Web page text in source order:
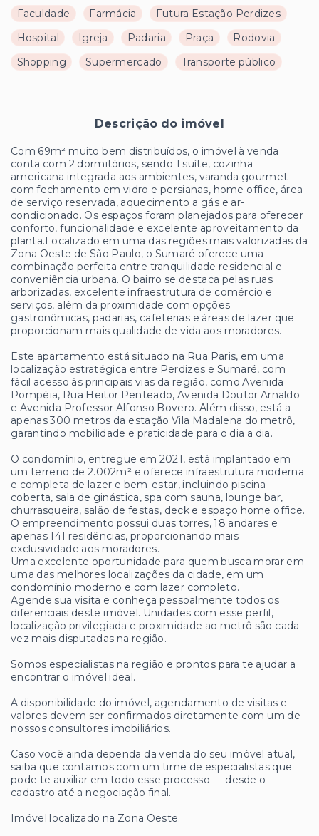
Faculdade Farmácia
Futura Estação Perdizes
Hospital
Igreja Padaria Praça
Rodovia
Shopping
Supermercado Transporte público
Descrição do imóvel
Com 69m² muito bem distribuídos, o imóvel à venda
conta com 2 dormitórios, sendo 1 suíte, cozinha
americana integrada aos ambientes, varanda gourmet
com fechamento em vidro e persianas, home office, área
de serviço reservada, aquecimento a gás e ar-
condicionado. Os espaços foram planejados para oferecer
conforto, funcionalidade e excelente aproveitamento da
planta.Localizado em uma das regiões mais valorizadas da
Zona Oeste de São Paulo, o Sumaré oferece uma
combinação perfeita entre tranquilidade residencial e
conveniência urbana. O bairro se destaca pelas ruas
arborizadas, excelente infraestrutura de comércio e
serviços, além da proximidade com opções
gastronômicas, padarias, cafeterias e áreas de lazer que
proporcionam mais qualidade de vida aos moradores.
Este apartamento está situado na Rua Paris, em uma
localização estratégica entre Perdizes e Sumaré, com
fácil acesso às principais vias da região, como Avenida
Pompéia, Rua Heitor Penteado, Avenida Doutor Arnaldo
e Avenida Professor Alfonso Bovero. Além disso, está a
apenas 300 metros da estação Vila Madalena do metrô,
garantindo mobilidade e praticidade para o dia a dia.
O condomínio, entregue em 2021, está implantado em
um terreno de 2.002m² e oferece infraestrutura moderna
e completa de lazer e bem-estar, incluindo piscina
coberta, sala de ginástica, spa com sauna, lounge bar,
churrasqueira, salão de festas, deck e espaço home office.
O empreendimento possui duas torres, 18 andares e
apenas 141 residências, proporcionando mais
exclusividade aos moradores.
Uma excelente oportunidade para quem busca morar em
uma das melhores localizações da cidade, em um
condomínio moderno e com lazer completo.
Agende sua visita e conheça pessoalmente todos os
diferenciais deste imóvel. Unidades com esse perfil,
localização privilegiada e proximidade ao metrô são cada
vez mais disputadas na região.
Somos especialistas na região e prontos para te ajudar a
encontrar o imóvel ideal.
A disponibilidade do imóvel, agendamento de visitas e
valores devem ser confirmados diretamente com um de
nossos consultores imobiliários.
Caso você ainda dependa da venda do seu imóvel atual,
saiba que contamos com um time de especialistas que
pode te auxiliar em todo esse processo — desde o
cadastro até a negociação final.
Imóvel localizado na Zona Oeste.